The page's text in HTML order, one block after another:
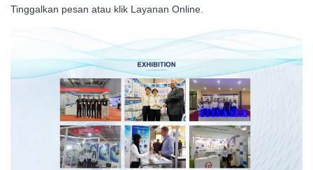
Tinggalkan pesan atau klik Layanan Online.